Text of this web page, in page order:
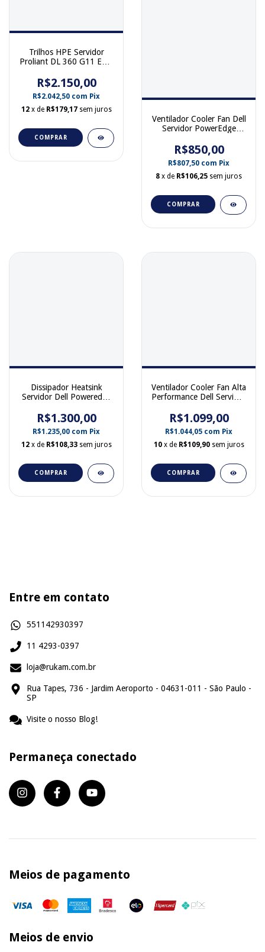
Trilhos HPE Servidor
Proliant DL 360 G11 Easy
001
R$2.150,00
R$2.042,50 com Pix
12 x de R$179,17 sem juros
COMPRAR
Ventilador Cooler Fan Dell
Servidor PowerEdge
R$850,00
R$807,50 com Pix
8 x de R$106,25 sem juros
COMPRAR
Dissipador Heatsink
Servidor Dell Poweredge
08F34X
R$1.300,00
R$1.235,00 com Pix
12 x de R$108,33 sem juros
COMPRAR
Ventilador Cooler Fan Alta
Performance Dell Servidor
R750xs 0XD7N7
R$1.099,00
R$1.044,05 com Pix
10 x de R$109,90 sem juros
COMPRAR
Entre em contato
551142930397
11 4293-0397
loja@rukam.com.br
Rua Tapes, 736 - Jardim Aeroporto - 04631-011 - São Paulo -
SP
Visite o nosso Blog!
Permaneça conectado
Meios de pagamento
Meios de envio